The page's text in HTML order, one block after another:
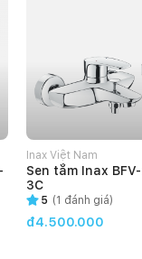
Inax Việt Nam
Sen tắm Inax
3C
5 (1 đánh giá)
đ4.500.000